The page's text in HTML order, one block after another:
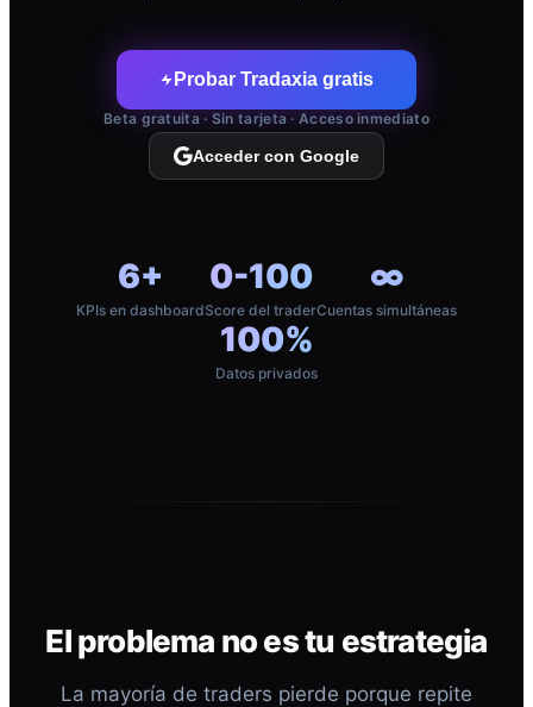
Probar Tradaxia gratis
Beta gratuita · Sin tarjeta · Acceso inmediato
Acceder con Google
6+
KPIs en dashboard
0-100
Score del trader
∞
Cuentas simultáneas
100%
Datos privados
El problema no es tu estrategia
La mayoría de traders pierde porque repite